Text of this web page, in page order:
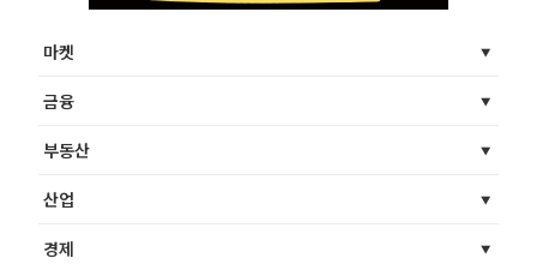
마켓
금융
부동산
산업
경제